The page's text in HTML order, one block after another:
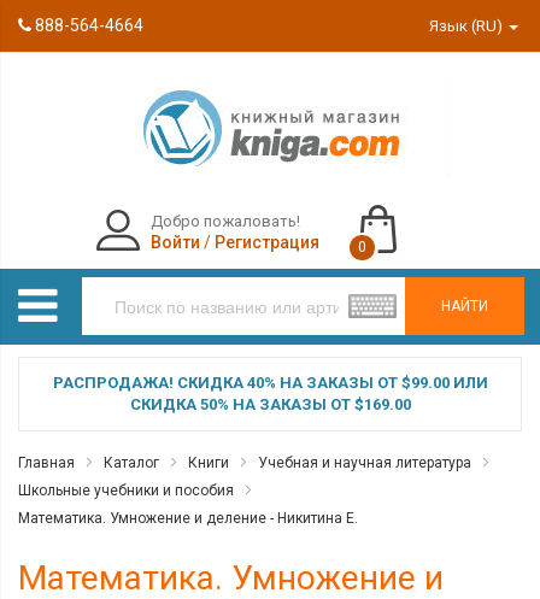
888-564-4664 Язык (RU)
НАЙТИ
Добро пожаловать!
Войти / Регистрация 0
РАСПРОДАЖА! СКИДКА 40% НА ЗАКАЗЫ ОТ $99.00 ИЛИ
СКИДКА 50% НА ЗАКАЗЫ ОТ $169.00
Главная Каталог Книги
Учебная и научная литература
Школьные учебники и пособия
Математика. Умножение и деление - Никитина Е.
Математика. Умножение и